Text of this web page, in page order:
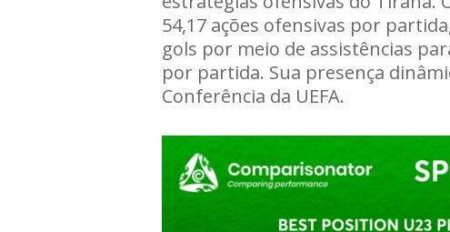
54,17 ações ofensivas por
gols por meio de assistências
por partida. Sua presença
Conferência da UEFA.